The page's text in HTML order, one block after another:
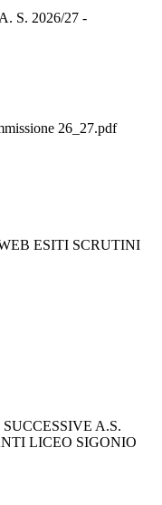
S. 2026/27 -
26_27.pdf
ESITI SCRUTINI
A.S.
LICEO SIGONIO